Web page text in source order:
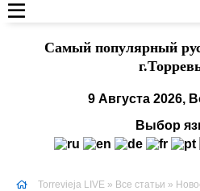
Cамый популярный
9 Августа 2026,
Выбор
Torrevieja LIVE » Все статьи »